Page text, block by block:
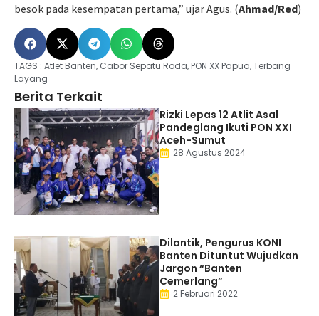
besok pada kesempatan pertama,” ujar Agus. (Ahmad/Red)
TAGS : Atlet Banten, Cabor Sepatu Roda,PON XX Papua,Terbang
Layang
Berita Terkait
Rizki Lepas 12 Atlit Asal
Pandeglang Ikuti PON XXI
Aceh-Sumut
28 Agustus 2024
Dilantik, Pengurus KONI
Banten Dituntut Wujudkan
Jargon “Banten
Cemerlang”
2 Februari 2022